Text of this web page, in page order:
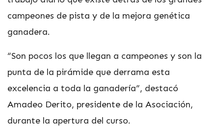
campeones de pista y de la mejora genética
ganadera.
“Son pocos los que llegan a campeones y son la
punta de la pirámide que derrama esta
excelencia a toda la ganadería”, destacó
Amadeo Derito, presidente de la Asociación,
durante la apertura del curso.